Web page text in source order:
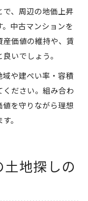
で、周辺の地価上昇
中古マンションを
産価値の維持や、賃
いでしょう。
や建ぺい率・容積
ださい。組み合わ
を守りながら理想
。
地探しの